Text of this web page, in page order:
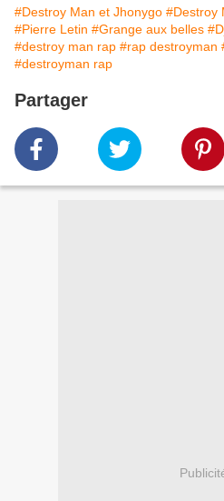
#Destroy Man et Jhonygo #Destroy
#Pierre Letin #Grange aux belles
#destroy man rap #rap destroyman
#destroyman rap
Partager